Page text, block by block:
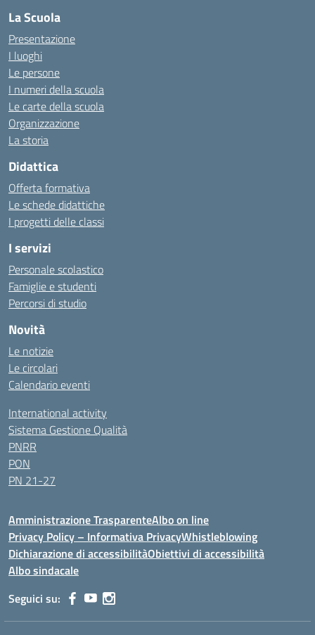
La Scuola
Presentazione
I luoghi
Le persone
I numeri della scuola
Le carte della scuola
Organizzazione
La storia
Didattica
Offerta formativa
Le schede didattiche
I progetti delle classi
I servizi
Personale scolastico
Famiglie e studenti
Percorsi di studio
Novità
Le notizie
Le circolari
Calendario eventi
International activity
Sistema Gestione Qualità
PNRR
PON
PN 21-27
Amministrazione TrasparenteAlbo on line
Privacy Policy – Informativa PrivacyWhistleblowing
Dichiarazione di accessibilitàObiettivi di accessibilità
Albo sindacale
Seguici su: